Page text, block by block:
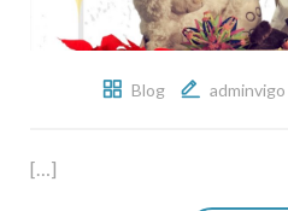
Blog adminvigo
[…]